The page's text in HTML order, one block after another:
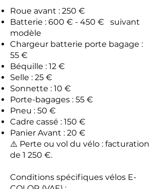
Roue avant : 250 €
Batterie : 600 € - 450 € suivant
modèle
Chargeur batterie porte bagage :
55 €
Béquille : 12 €
Selle : 25 €
Sonnette : 10 €
Porte-bagages : 55 €
Pneu : 50 €
Cadre cassé : 150 €
Panier Avant : 20 €
⚠️ Perte ou vol du vélo : facturation
de 1 250 €.
Conditions spécifiques vélos E-